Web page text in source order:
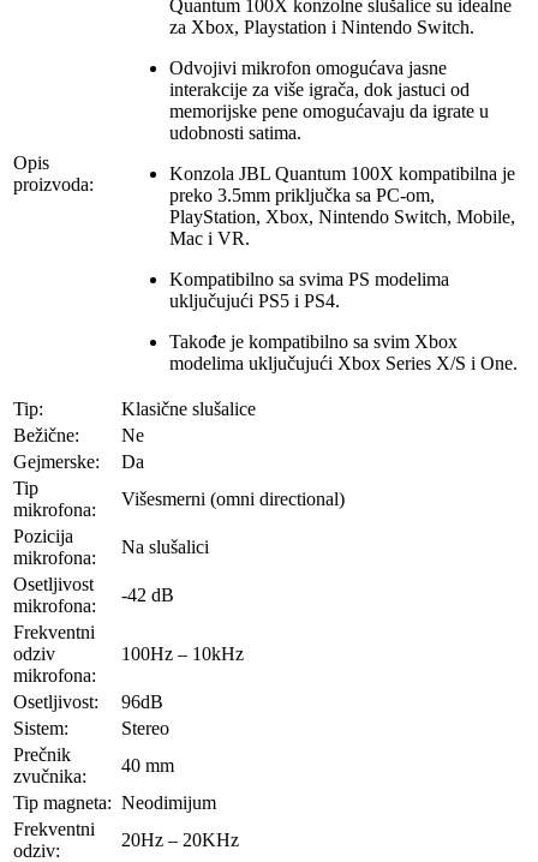
Opis
proizvoda:
Quantum 100X konzolne slušalice su idealne
za Xbox, Playstation i Nintendo Switch.
Odvojivi mikrofon omogućava jasne
interakcije za više igrača, dok jastuci od
memorijske pene omogućavaju da igrate u
udobnosti satima.
Konzola JBL Quantum 100X kompatibilna je
preko 3.5mm priključka sa PC-om,
PlayStation, Xbox, Nintendo Switch, Mobile,
Mac i VR.
Kompatibilno sa svima PS modelima
uključujući PS5 i PS4.
Takođe je kompatibilno sa svim Xbox
modelima uključujući Xbox Series X/S i One.
Tip:
Klasične slušalice
Bežične:
Ne
Gejmerske:
Da
Tip
mikrofona:
Višesmerni (omni directional)
Pozicija
mikrofona:
Na slušalici
Osetljivost
mikrofona:
-42 dB
Frekventni
odziv
mikrofona:
100Hz – 10kHz
Osetljivost:
96dB
Sistem:
Stereo
Prečnik
zvučnika:
40 mm
Tip magneta: Neodimijum
Frekventni
odziv:
20Hz – 20KHz